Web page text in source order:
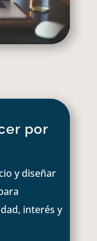
por
y diseñar
interés y